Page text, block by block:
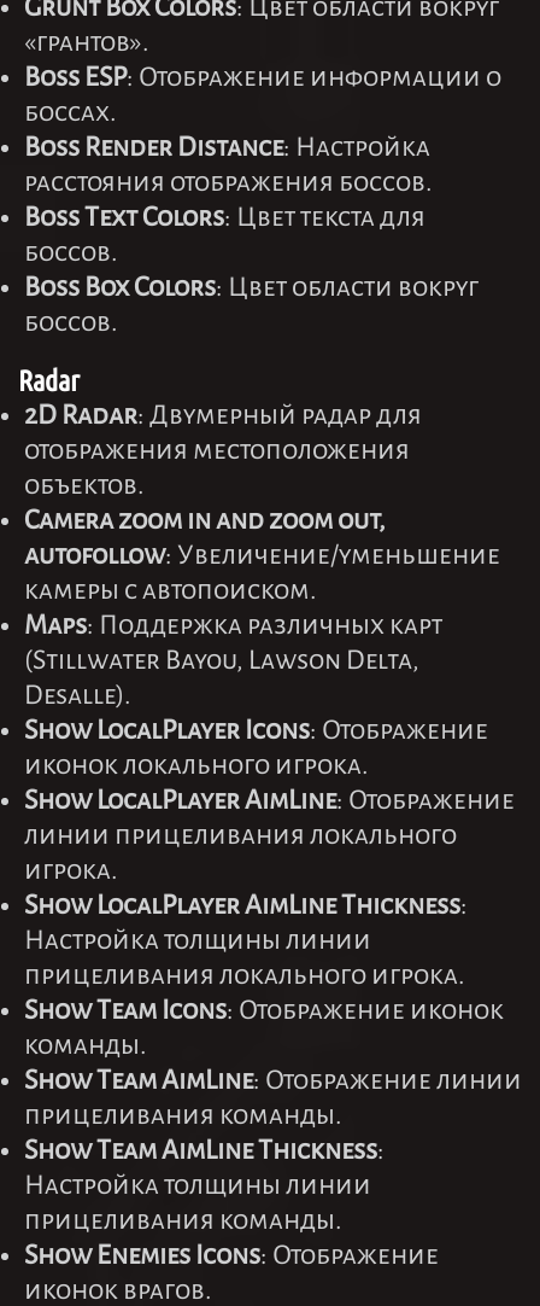
Grunt Box Colors: Цвет области вокруг
«грантов».
Boss ESP: Отображение информации о
боссах.
Boss Render Distance: Настройка
расстояния отображения боссов.
Boss Text Colors: Цвет текста для
боссов.
Boss Box Colors: Цвет области вокруг
боссов.
Radar
2D Radar: Двумерный радар для
отображения местоположения
объектов.
Camera zoom in and zoom out,
autofollow: Увеличение/уменьшение
камеры с автопоиском.
Maps: Поддержка различных карт
(Stillwater Bayou, Lawson Delta,
Desalle).
Show LocalPlayer Icons: Отображение
иконок локального игрока.
Show LocalPlayer AimLine: Отображение
линии прицеливания локального
игрока.
Show LocalPlayer AimLine Thickness:
Настройка толщины линии
прицеливания локального игрока.
Show Team Icons: Отображение иконок
команды.
Show Team AimLine: Отображение линии
прицеливания команды.
Show Team AimLine Thickness:
Настройка толщины линии
прицеливания команды.
Show Enemies Icons: Отображение
иконок врагов.